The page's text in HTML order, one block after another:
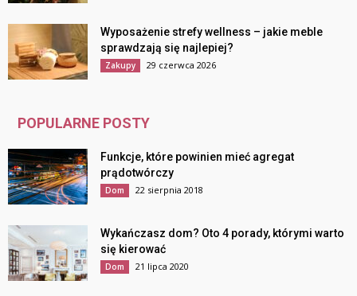
Wyposażenie strefy wellness – jakie meble
sprawdzają się najlepiej?
Zakupy 29 czerwca 2026
POPULARNE POSTY
Funkcje, które powinien mieć agregat
prądotwórczy
Dom 22 sierpnia 2018
Wykańczasz dom? Oto 4 porady, którymi warto
się kierować
Dom 21 lipca 2020